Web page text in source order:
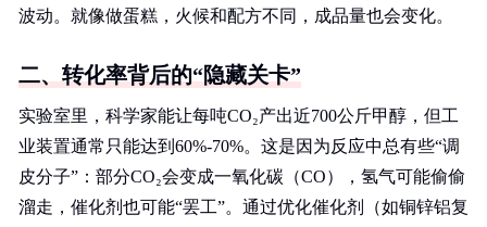
波动。就像做蛋糕，火候和配方不同，成品量也会变化。
二、转化率背后的“隐藏关卡”
实验室里，科学家能让每吨CO₂产出近700公斤甲醇，但工
业装置通常只能达到60%-70%。这是因为反应中总有些“调
皮分子”：部分CO₂会变成一氧化碳（CO），氢气可能偷偷
溜走，催化剂也可能“罢工”。通过优化催化剂（如铜锌铝复